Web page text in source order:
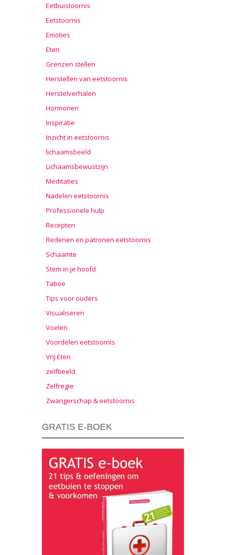
Eetbuistoornis
Eetstoornis
Emoties
Eten
Grenzen stellen
Herstellen van eetstoornis
Herstelverhalen
Hormonen
Inspiratie
Inzicht in eetstoornis
lichaamsbeeld
Lichaamsbewustzijn
Meditaties
Nadelen eetstoornis
Professionele hulp
Recepten
Redenen en patronen eetstoornis
Schaamte
Stem in je hoofd
Taboe
Tips voor ouders
Visualiseren
Voelen
Voordelen eetstoornis
Vrij Eten
zelfbeeld
Zelfregie
Zwangerschap & eetstoornis
GRATIS E-BOEK